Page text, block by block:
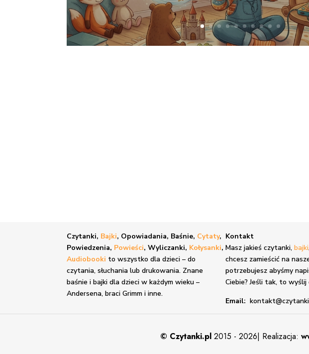
Czytanki, Bajki, Opowiadania, Baśnie, Cytaty,
Powiedzenia, Powieści, Wyliczanki, Kołysanki,
Audiobooki to wszystko dla dzieci – do
czytania, słuchania lub drukowania. Znane
baśnie i bajki dla dzieci w każdym wieku –
Andersena, braci Grimm i inne.
Kontakt
Masz jakieś czytanki,bajki
chcesz zamieścić na
potrzebujesz abyśmy
Ciebie? Jeśli tak, to
Email:
© Czytanki.pl 2015 - 2026| Realizacja: